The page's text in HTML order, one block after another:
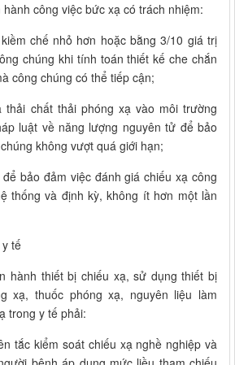
công việc bức xạ có trách nhiệm:
chế nhỏ hơn hoặc bằng 3/10 giá trị
chúng khi tính toán thiết kế che chắn
công chúng có thể tiếp cận;
thải chất thải phóng xạ vào môi trường
luật về năng lượng nguyên tử để bảo
không vượt quá giới hạn;
bảo đảm việc đánh giá chiếu xạ công
thống và định kỳ, không ít hơn một lần
tế
hành thiết bị chiếu xạ, sử dụng thiết bị
xạ, thuốc phóng xạ, nguyên liệu làm
trong y tế phải:
tắc kiểm soát chiếu xạ nghề nghiệp và